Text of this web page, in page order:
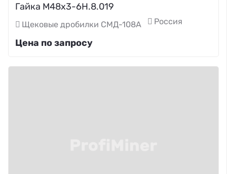
Гайка М48х3-6Н.8.019
Щековые дробилки СМД-108А Россия
Цена по запросу